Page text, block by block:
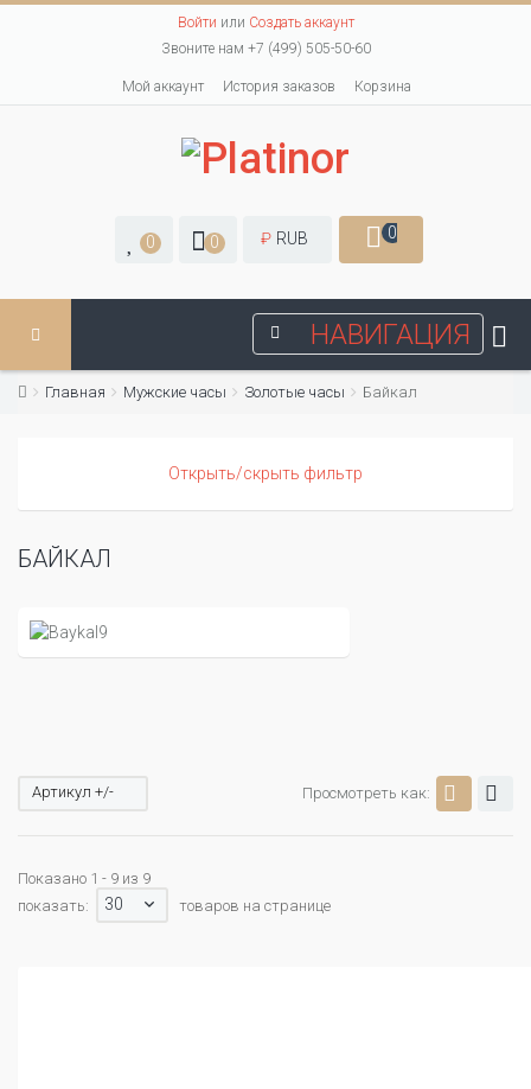
Войти или Создать аккаунт
Звоните нам +7 (499) 505-50-60
Мой аккаунт История заказов Корзина
0 0 ₽ RUB 0
НАВИГАЦИЯ
Главная Мужские часы Золотые часы Байкал
Открыть/скрыть фильтр
БАЙКАЛ
Просмотреть как:
Артикул +/-
Показано 1 - 9 из 9
показать:
30 товаров на странице